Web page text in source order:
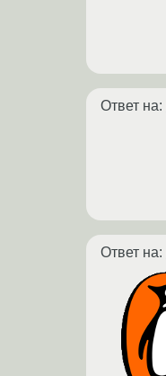
Ответ на:
Ответ на: